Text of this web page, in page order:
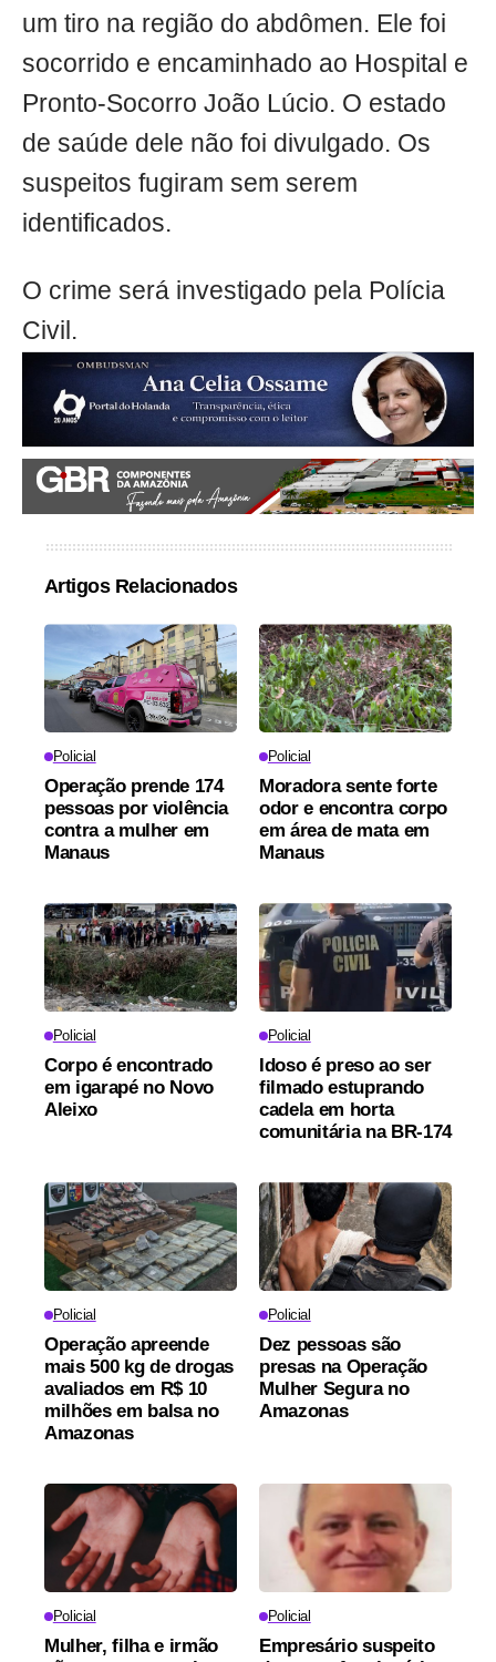
um tiro na região do abdômen. Ele foi
socorrido e encaminhado ao Hospital e
Pronto-Socorro João Lúcio. O estado
de saúde dele não foi divulgado. Os
suspeitos fugiram sem serem
identificados.
O crime será investigado pela Polícia
Civil.
Artigos Relacionados
Policial
Operação prende 174
pessoas por violência
contra a mulher em
Manaus
Policial
Moradora sente forte
odor e encontra corpo
em área de mata em
Manaus
Policial
Corpo é encontrado
em igarapé no Novo
Aleixo
Policial
Idoso é preso ao ser
filmado estuprando
cadela em horta
comunitária na BR-174
Policial
Operação apreende
mais 500 kg de drogas
avaliados em R$ 10
milhões em balsa no
Amazonas
Policial
Dez pessoas são
presas na Operação
Mulher Segura no
Amazonas
Policial
Mulher, filha e irmão
Policial
Empresário suspeito